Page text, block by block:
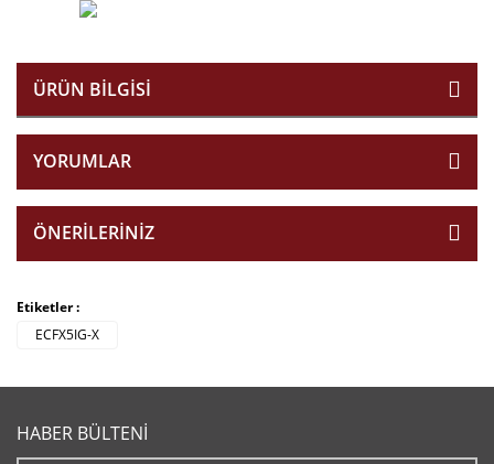
ÜRÜN BILGISI
YORUMLAR
ÖNERILERINIZ
Etiketler :
ECFX5IG-X
HABER BÜLTENİ